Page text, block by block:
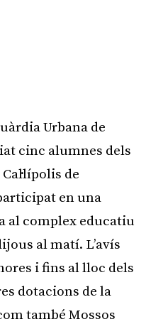
Urbana de
cinc alumnes dels
de
en una
complex educatiu
al matí. L’avís
i fins al lloc dels
dotacions de la
també Mossos